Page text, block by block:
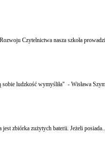
Czytelnictwa nasza szkoła
sobie ludzkość wymyśliła" - Wisława
zbiórka zużytych baterii. Jeżeli